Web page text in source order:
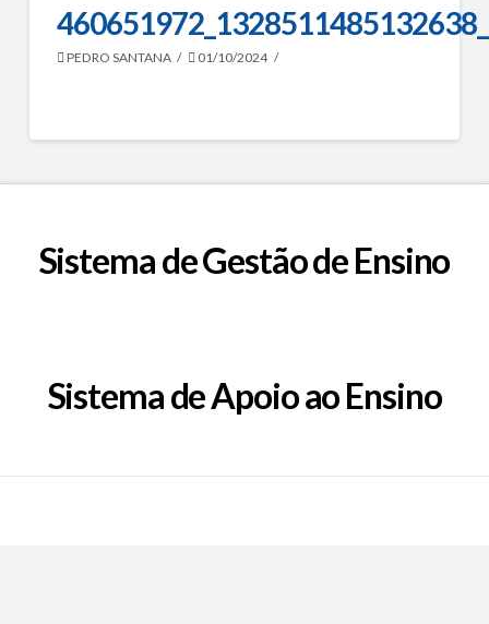
PEDRO SANTANA 01/10/2024
Sistema de Gestão de Ensino
Sistema de Apoio ao Ensino